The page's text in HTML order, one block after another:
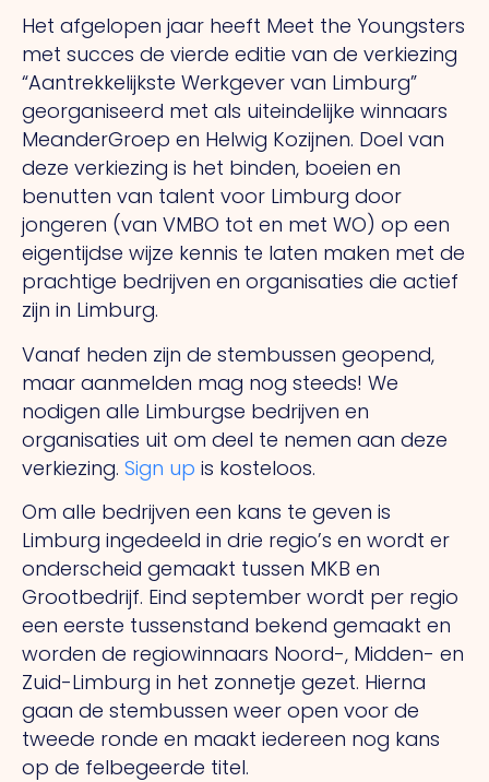
Het afgelopen jaar heeft Meet the Youngsters
met succes de vierde editie van de verkiezing
“Aantrekkelijkste Werkgever van Limburg”
georganiseerd met als uiteindelijke winnaars
MeanderGroep en Helwig Kozijnen. Doel van
deze verkiezing is het binden, boeien en
benutten van talent voor Limburg door
jongeren (van VMBO tot en met WO) op een
eigentijdse wijze kennis te laten maken met de
prachtige bedrijven en organisaties die actief
zijn in Limburg.
Vanaf heden zijn de stembussen geopend,
maar aanmelden mag nog steeds! We
nodigen alle Limburgse bedrijven en
organisaties uit om deel te nemen aan deze
verkiezing. Sign up is kosteloos.
Om alle bedrijven een kans te geven is
Limburg ingedeeld in drie regio’s en wordt er
onderscheid gemaakt tussen MKB en
Grootbedrijf. Eind september wordt per regio
een eerste tussenstand bekend gemaakt en
worden de regiowinnaars Noord-, Midden- en
Zuid-Limburg in het zonnetje gezet. Hierna
gaan de stembussen weer open voor de
tweede ronde en maakt iedereen nog kans
op de felbegeerde titel.